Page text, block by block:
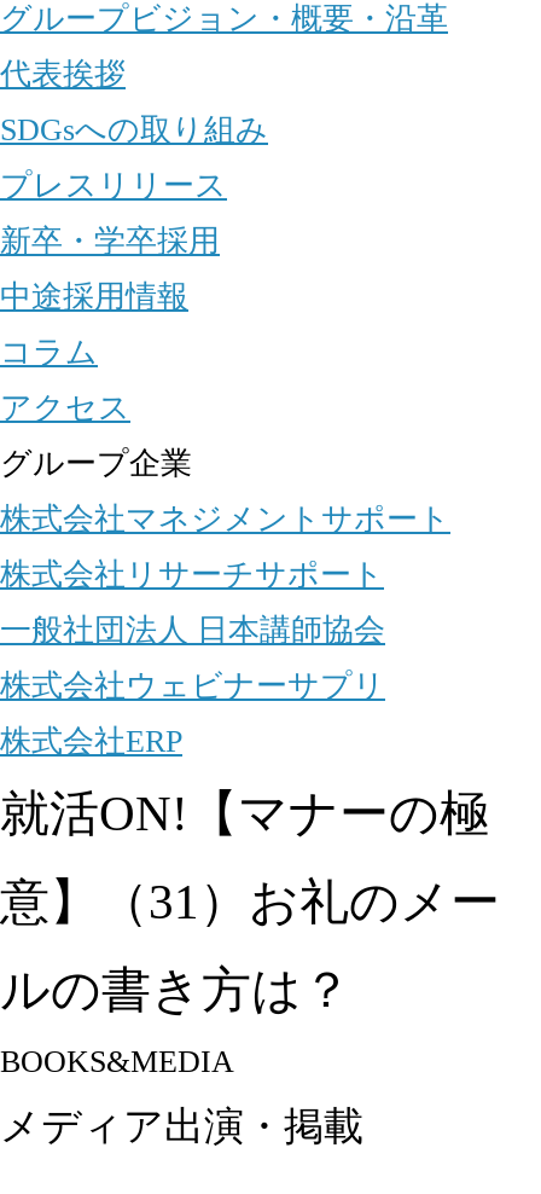
グループビジョン・概要・沿革
代表挨拶
SDGsへの取り組み
プレスリリース
新卒・学卒採用
中途採用情報
コラム
アクセス
グループ企業
株式会社マネジメントサポート
株式会社リサーチサポート
一般社団法人 日本講師協会
株式会社ウェビナーサプリ
株式会社ERP
就活ON!【マナーの極
意】（31）お礼のメー
ルの書き方は？
BOOKS&MEDIA
メディア出演・掲載